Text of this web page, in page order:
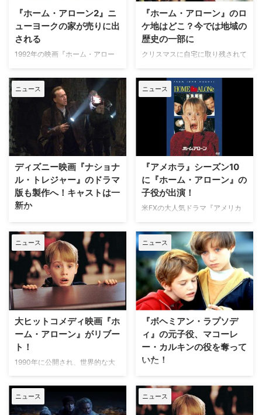
ビンが、自分の家を狙う泥棒コン
ビを撃退する『ホーム・アロー
ン』に主演し、子役として大きな
成功を収めたマコーレー。大人に
ロジーシリーズ『アメリカン・ホ
ラー・ストーリー：2つの物語』
にメインキャストの一 …
年“押しつけられたもの”と考えて
いたが… 兄マコーレー・カルキン
が主演する映画『ホーム・アロー
ン』で7歳にして役者デビューを
目を迎えようとしているキーラ
ン。『メディア王』終了後は、俳
優ジェシー・アイゼンバーグ（ …
『ホーム・アローン2』ニ
ューヨークの家が売りに出
される
1992年の映画『ホーム・アロー
家が売りに出されていると、米
Deadlineが伝えている。映画公
開から30年以上経った今もなお
ファンが足を運ぶ絶好のロケーシ
ョンの物件は、一体いくらなのだ
ろうか。 1％しかいない富裕
層！？ケヴィンの一族は超リッチ
世界中で大ヒットしたクリスマス
コメディの第2作『ホーム・アロ
ーン2』に登場したニューヨーク
の家は、670万ドル（約9億6000
額物件だが映画のようなホーム・
アローン体験ができ …
『ホーム・アローン』のロ
ケ地はどこ？今では地域の
歴史の一部に
クリスマスに自宅に取り残されて
ーが、強盗二人組を相手に撃退作
戦を繰り広げるファミリーコメデ
ィ映画『ホーム・アローン』。す
っかりクリスマス映画としておな
じみとなった本作は、どこで撮影
されたのだろうか？ 『ホーム・
アローン』のロケ地は脚本・製作
地 米NBC Chicagoによると、
『ホーム・アローン』は、いかに
もクリスマスらしい雪景色に包ま
れた郊外の邸宅が舞台となり、そ
州シカゴ、ノースショアにあるウ
ィネットカ。 毎年ホリ …
ニュース
ディズニー映画『ナショナ
ル・トレジャー』のドラマ
版も製作へ！キャストは一
新か
大物プロデューサーのジェリー・
ブラッカイマー製作による冒険ア
クション映画『ナショナル・トレ
ジャー』シリーズ。これまで2作
が公開された映画シリーズは3作
目の製作が進められていると以前
報じられたが、ドラマ版も計画さ
れていることがこの度明らかとな
2004年に公開された『ナショナ
ル・トレ…
ニュース
『アメホラ』シーズン10
に『ホーム・アローン』の
子役が出演！
米FXの大人気ドラマ『アメリカ
『アメホラ』）シーズン10に、
ファミリーコメディ映画『ホー
ム・アローン』シリーズの主人公
で知られるマコーレー・カルキン
が出演することが明らかとなっ
た。米TV Lineが報じている。 ク
リエイターを務めるライアン・マ
ーフィーが、記念すべきシーズン
10の主要キャス…
ニュース
大ヒットコメディ映画『ホ
ーム・アローン』がリブー
ト！
1990年に公開され、世界的な大
ィ映画『ホーム・アローン』がデ
ィズニーの配信サービス
「Disney＋」でリブート！ 主
ニュース
『ボヘミアン・ラプソデ
ィ』の元子役、マコーレ
ー・カルキンの役を奪って
いた！
世界中で話題を呼び、現在日本で
も大ヒット公開中の音楽伝記映画
『ボヘミアン・ラプソディ』。本
作で「クイーン」のベーシスト、
ニュース ニュース